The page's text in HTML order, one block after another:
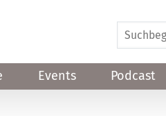
Events Podcast